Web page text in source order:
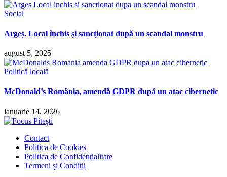
Social
Argeș. Local închis și sancționat după un scandal monstru
august 5, 2025
Politică locală
McDonald’s România, amendă GDPR după un atac cibernetic
ianuarie 14, 2026
Contact
Politica de Cookies
Politica de Confidențialitate
Termeni și Condiții